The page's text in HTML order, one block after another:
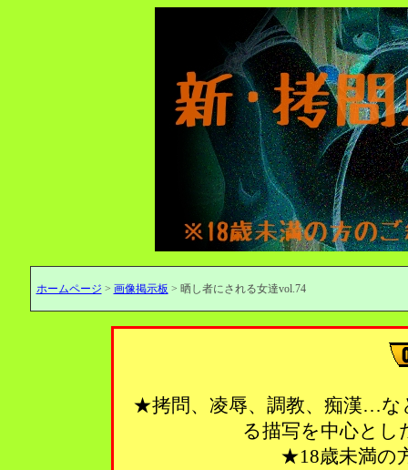
ホームページ > 画像掲示板 > 晒し者にされる女達vol.74
★拷問、凌辱、調教、痴漢…な
る描写を中心とし
★18歳未満の